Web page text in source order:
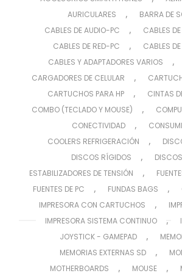
AURICULARES , BARRA DE
CABLES DE AUDIO-PC , CABLES
CABLES DE RED-PC , CABLES
CABLES Y ADAPTADORES VARIOS ,
CARGADORES DE CELULAR ,
CARTUCHOS PARA HP , CINTAS
COMBO (TECLADO Y MOUSE) ,
CONECTIVIDAD ,
COOLERS REFRIGERACIÓN ,
DISCOS RÍGIDOS ,
ESTABILIZADORES DE TENSIÓN ,
FUENTES DE PC , FUNDAS BAGS ,
IMPRESORA CON CARTUCHOS ,
IMPRESORA SISTEMA CONTINUO ,
JOYSTICK - GAMEPAD ,
MEMORIAS EXTERNAS SD ,
MOTHERBOARDS , MOUSE ,